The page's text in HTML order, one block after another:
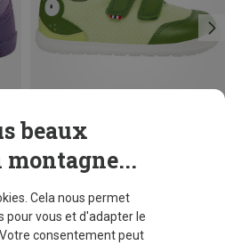
Vous économisez 43%
beaux
montagne...
Cela nous permet
pour vous et d'adapter le
consentement peut